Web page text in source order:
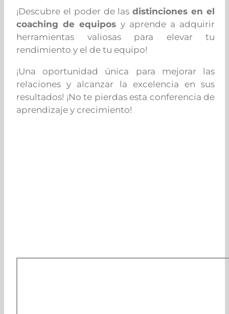
¡Descubre el poder de lasdistinciones en el
coaching de equipos y aprende a adquirir
herramientas valiosas para elevar tu
rendimiento y el de tu equipo!
¡Una oportunidad única para mejorar las
relaciones y alcanzar la excelencia en sus
resultados! ¡No te pierdas esta conferencia de
aprendizaje y crecimiento!